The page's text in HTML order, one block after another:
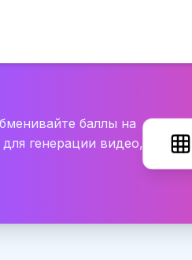
баллы на
генерации видео,